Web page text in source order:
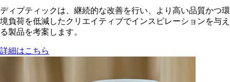
ディプティックは、継続的な改善を行い、より高い品質かつ環
境負荷を低減した​クリエイティブでインスピレーションを与え
る製品を考案します。
詳細はこちら